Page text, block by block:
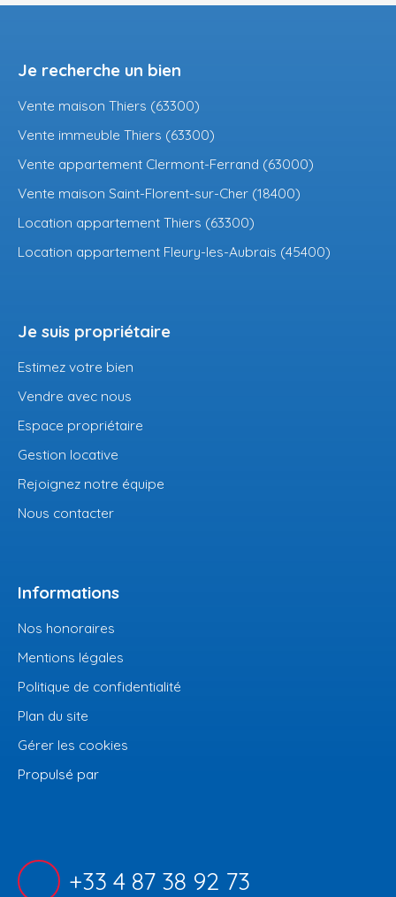
Je recherche un bien
Vente maison Thiers (63300)
Vente immeuble Thiers (63300)
Vente appartement Clermont-Ferrand (63000)
Vente maison Saint-Florent-sur-Cher (18400)
Location appartement Thiers (63300)
Location appartement Fleury-les-Aubrais (45400)
Je suis propriétaire
Estimez votre bien
Vendre avec nous
Espace propriétaire
Gestion locative
Rejoignez notre équipe
Nous contacter
Informations
Nos honoraires
Mentions légales
Politique de confidentialité
Plan du site
Gérer les cookies
Propulsé par
+33 4 87 38 92 73